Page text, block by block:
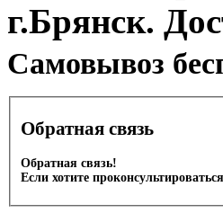
г.Брянск.
Cамовывоз
Обратная связь
Обратная связь!
Если хотите